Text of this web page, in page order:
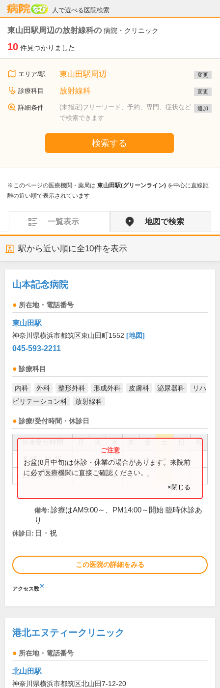
人で選べる医院検索
病院なび
東山田駅周辺の放射線科の 病院・クリニック
10 件見つかりました
エリア/駅 東山田駅周辺 変更
診療科目 放射線科 変更
詳細条件
(未指定)フリーワード、予約、専門、症状など
で検索できます
追加
検索する
※このページの医療機関・薬局は 東山田駅(グリーンライン) を中心に直線距
離の近い順で表示されています
一覧表示 地図で検索
駅から近い順に全10件を表示
山本記念病院
所在地・電話番号
東山田駅
神奈川県横浜市都筑区東山田町1552 [地図]
045-593-2211
診療科目
内科 外科 整形外科 形成外科 皮膚科 泌尿器科
リハ
ビリテーション科
放射線科
診療/受付時間・休診日
祝
8:45～11:45 ● ● ● ● ●
13:00～16:45 ● ● ● ●
お盆(8月中旬)は休診・休業の場合があります。来院前
に必ず医療機関に直接ご確認ください。
×閉じる
備考: 診療はAM9:00～、PM14:00～開始 臨時休診あ
り
休診日: 日・祝
この医院の詳細をみる
アクセス数※
港北エヌティークリニック
所在地・電話番号
北山田駅
神奈川県横浜市都筑区北山田7-12-20